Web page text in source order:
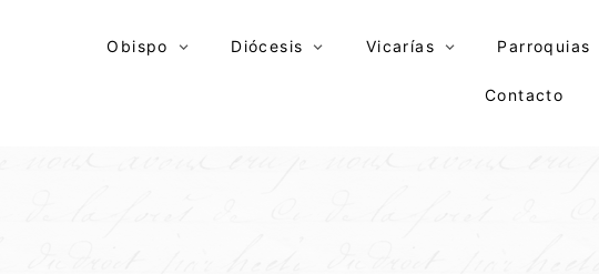
Obispo Diócesis Vicarías Parroquias
Contacto